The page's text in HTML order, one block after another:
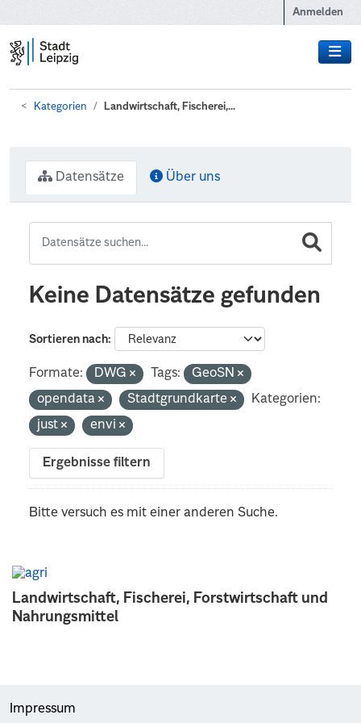
Anmelden
Kategorien Landwirtschaft, Fischerei,...
Landwirtschaft, Fischerei, Forstwirtschaft und
Nahrungsmittel
Datensätze Über uns
Keine Datensätze gefunden
Sortieren nach
Formate: DWG Tags:
GeoSN
opendata
Stadtgrundkarte
Kategorien:
just
envi
Ergebnisse filtern
Bitte versuch es mit einer anderen Suche.
Impressum